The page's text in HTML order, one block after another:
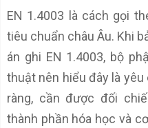
EN 1.4003 là cách gọi
tiêu chuẩn châu Âu. Khi
án ghi EN 1.4003, bộ
thuật nên hiểu đây là
ràng, cần được đối
thành phần hóa học và